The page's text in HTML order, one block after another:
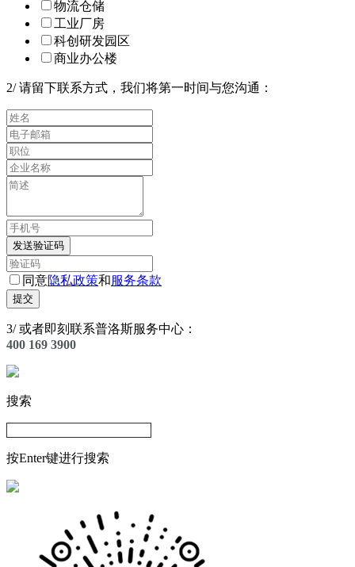
物流仓储
工业厂房
科创研发园区
商业办公楼
2/请留下联系方式，我们将第一时间与您沟通：
发送验证码
同意隐私政策和服务条款
提交
3/或者即刻联系普洛斯服务中心：
400 169 3900
搜索
按Enter键进行搜索